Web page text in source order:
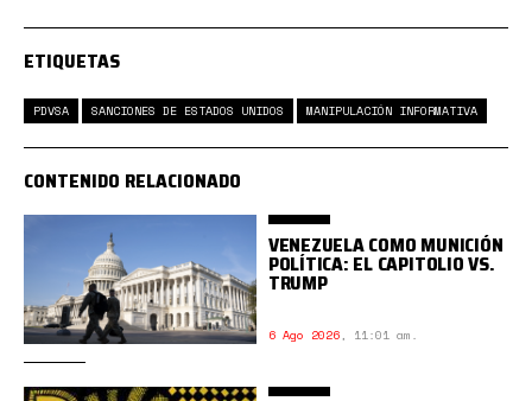
ETIQUETAS
PDVSA SANCIONES DE ESTADOS UNIDOS MANIPULACIÓN INFORMATIVA
CONTENIDO RELACIONADO
VENEZUELA COMO MUNICIÓN
POLÍTICA: EL CAPITOLIO VS.
TRUMP
6 Ago 2026, 11:01 am.